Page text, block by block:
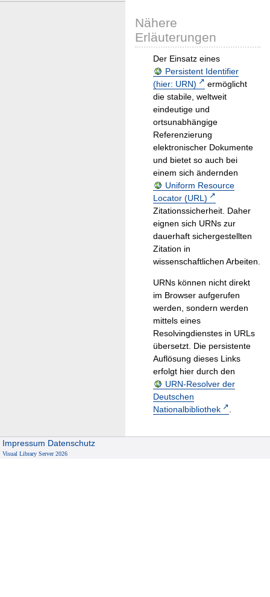
Nähere
Erläuterungen
Der Einsatz eines
Persistent Identifier
(hier: URN)
ermöglicht
die stabile, weltweit
eindeutige und
ortsunabhängige
Referenzierung
elektronischer Dokumente
und bietet so auch bei
einem sich ändernden
Uniform Resource
Locator (URL)
Zitationssicherheit. Daher
eignen sich URNs zur
dauerhaft sichergestellten
Zitation in
wissenschaftlichen Arbeiten.
URNs können nicht direkt
im Browser aufgerufen
werden, sondern werden
mittels eines
Resolvingdienstes in URLs
übersetzt. Die persistente
Auflösung dieses Links
erfolgt hier durch den
URN-Resolver der
Deutschen
Nationalbibliothek
.
Impressum Datenschutz
Visual Library Server 2026